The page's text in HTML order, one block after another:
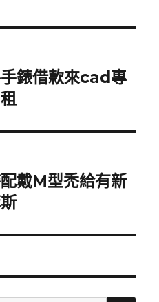
錶借款來cad專
戴M型禿給有新